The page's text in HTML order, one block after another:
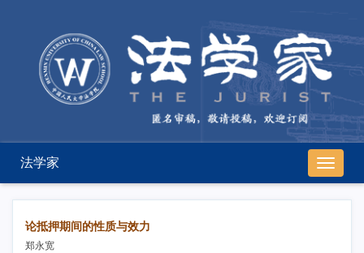
导
航
切
法学家
论抵押期间的性质与效力
郑永宽